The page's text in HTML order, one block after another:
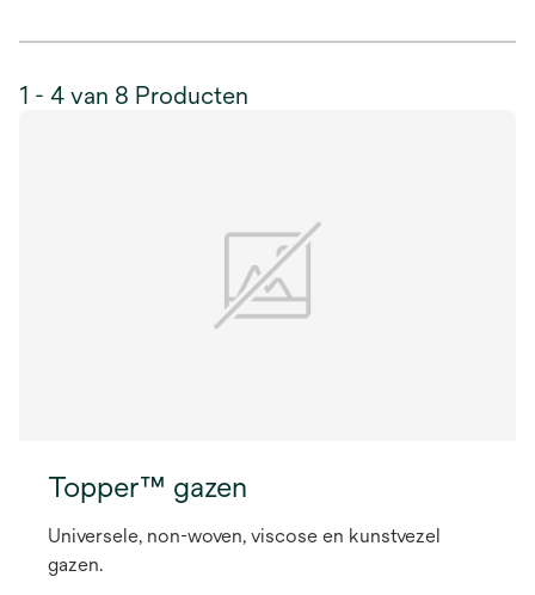
1 - 4 van 8 Producten
Topper™ gazen
Universele, non-woven, viscose en kunstvezel
gazen.